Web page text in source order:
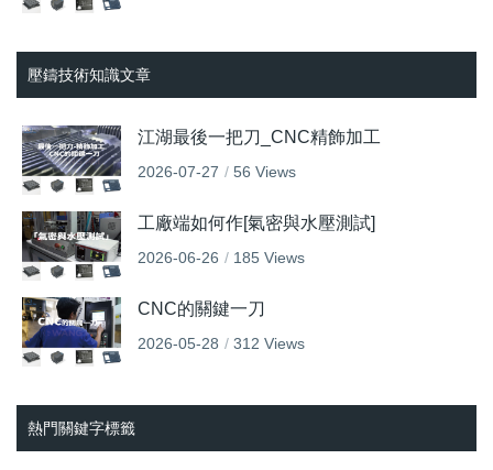
壓鑄技術知識文章
江湖最後一把刀_CNC精飾加工
2026-07-27 56 Views
工廠端如何作[氣密與水壓測試]
2026-06-26 185 Views
CNC的關鍵一刀
2026-05-28 312 Views
熱門關鍵字標籤